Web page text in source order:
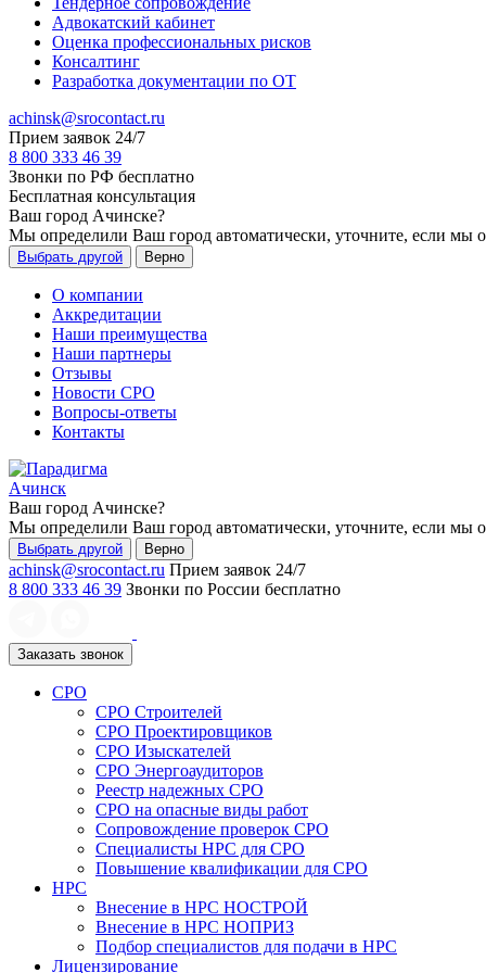
Адвокатский кабинет
Оценка профессиональных рисков
Консалтинг
Разработка документации по ОТ
achinsk@srocontact.ru
Прием заявок 24/7
8 800 333 46 39
Звонки по РФ бесплатно
Бесплатная консультация
Ваш город Ачинске?
Мы определили Ваш город автоматически, уточните, если мы
Выбрать другой Верно
О компании
Аккредитации
Наши преимущества
Наши партнеры
Отзывы
Новости СРО
Вопросы-ответы
Контакты
Ачинск
Ваш город Ачинске?
Мы определили Ваш город автоматически, уточните, если мы
Выбрать другой Верно
achinsk@srocontact.ru Прием заявок 24/7
8 800 333 46 39 Звонки по России бесплатно
Заказать звонок
СРО
СРО Строителей
СРО Проектировщиков
СРО Изыскателей
СРО Энергоаудиторов
Реестр надежных СРО
СРО на опасные виды работ
Сопровождение проверок СРО
Специалисты НРС для СРО
Повышение квалификации для СРО
НРС
Внесение в НРС НОСТРОЙ
Внесение в НРС НОПРИЗ
Подбор специалистов для подачи в НРС
Лицензирование